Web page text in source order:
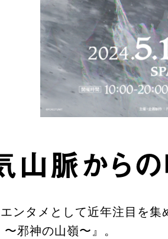
山脈から
ンタメとして近年注目を
〜邪神の山嶺〜』。